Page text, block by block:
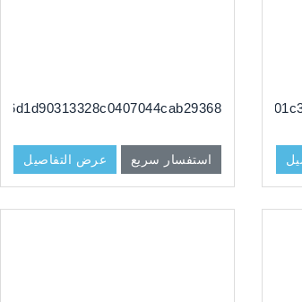
استفسار سريع عرض التفاصيل